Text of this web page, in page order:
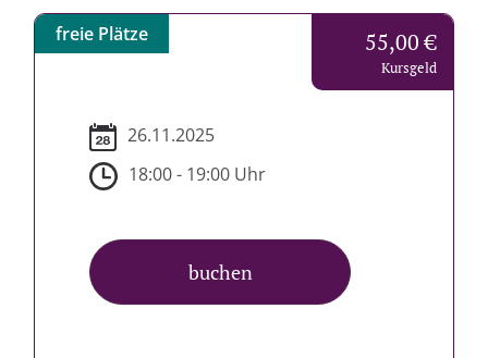
freie Plätze 55,00 €
Kursgeld
26.11.2025
18:00 - 19:00 Uhr
buchen